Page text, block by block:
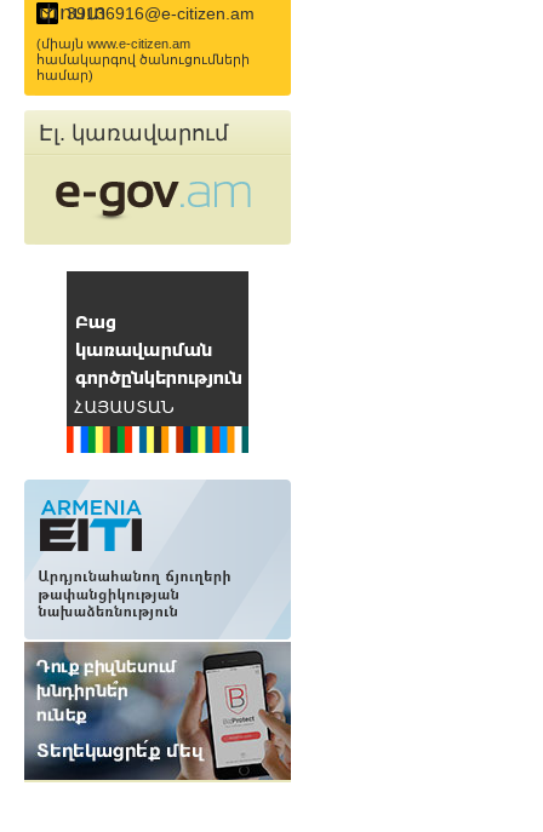
փոստ
39136916@e-citizen.am
(միայն www.e-citizen.am
համակարգով ծանուցումների
համար)
Էլ. կառավարում